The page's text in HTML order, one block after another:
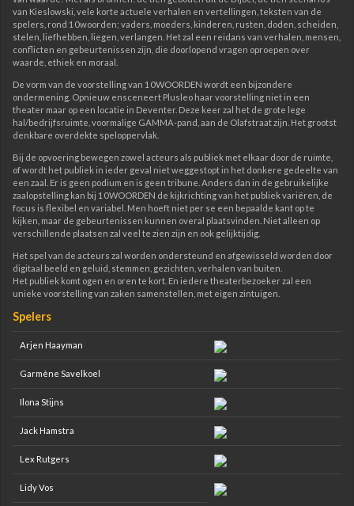
van Kieslowski, vele korte actuele verhalen en vertellingen, teksten van de
spelers, rond 10woorden; vaders, moeders, kinderen, rusten, doden, scheiden,
stelen, liefhebben, liegen, verlangen. Het zal een reidans van verhalen, mensen,
conflicten en gebeurtenissen zijn, die doorlopend vragen oproepen over
waarde, ethiek en moraal.
De vorm van de voorstelling van 10WOORDEN wordt een bijzondere
ondermening. Opnieuw ensceneert Plusleo haar voorstelling niet in een
theater maar op een locatie in Deventer. Deze keer zal het de grote lege
hal/bedrijfsruimte, voormalige GAMMA-pand, aan de Olafstraat zijn. Het grootst
denkbare overdekte speloppervlak.
Bij de opvoering bewegen zowel acteurs als publiek met elkaar door de ruimte,
of wordt het publiek in ieder geval niet weggestopt in het donkere gedeelte van
een zaal. Er is geen podium en is geen tribune. Anders dan in de gebruikelijke
zaalopstelling kan bij 10WOORDEN de kijkrichting van het publiek variëren, de
focus is flexibel en variabel. Men hoeft niet per se een bepaalde kant op te
kijken, maar de gebeurtenissen kunnen overal plaatsvinden. Niet alleen op
verschillende plaatsen zal veel te zien zijn en ook gelijktijdig.
Het spel van de acteurs zal worden ondersteund en afgewisseld worden door
digitaal beeld en geluid, stemmen, gezichten, verhalen van buiten.
Het publiek komt ogen en oren te kort. En iedere theaterbezoeker zal een
unieke voorstelling van zaken samenstellen, met eigen zintuigen.
Spelers
Arjen Haayman
Garmène Savelkoel
Ilona Stijns
Jack Hamstra
Lex Rutgers
Lidy Vos